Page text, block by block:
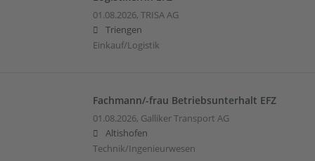
01.08.2026, TRISA AG
Triengen
Einkauf/Logistik
Fachmann/-frau Betriebsunterhalt EFZ
01.08.2026, Galliker Transport AG
Altishofen
Technik/Ingenieurwesen